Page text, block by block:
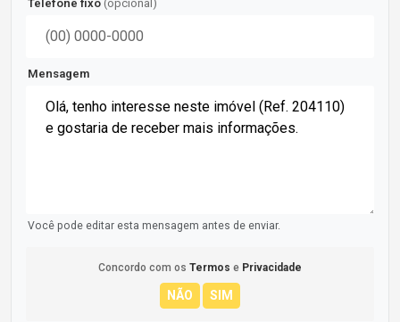
Telefone fixo (opcional)
Mensagem
Você pode editar esta mensagem antes de enviar.
Concordo com os Termos e Privacidade